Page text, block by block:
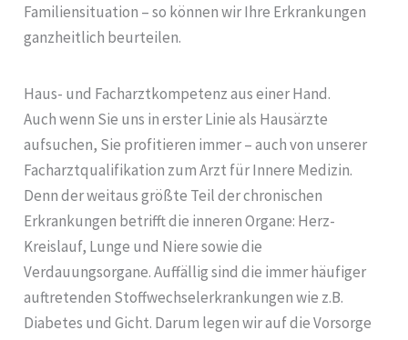
Familiensituation – so können wir Ihre Erkrankungen
ganzheitlich beurteilen.
Haus- und Facharztkompetenz aus einer Hand.
Auch wenn Sie uns in erster Linie als Hausärzte
aufsuchen, Sie profitieren immer – auch von unserer
Facharztqualifikation zum Arzt für Innere Medizin.
Denn der weitaus größte Teil der chronischen
Erkrankungen betrifft die inneren Organe: Herz-
Kreislauf, Lunge und Niere sowie die
Verdauungsorgane. Auffällig sind die immer häufiger
auftretenden Stoffwechselerkrankungen wie z.B.
Diabetes und Gicht. Darum legen wir auf die Vorsorge